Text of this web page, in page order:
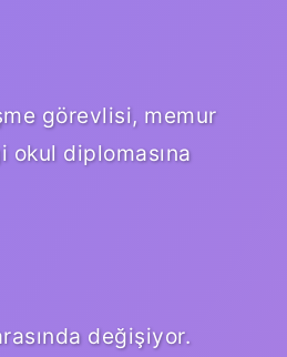
görevlisi, memur
okul diplomasına
değişiyor.